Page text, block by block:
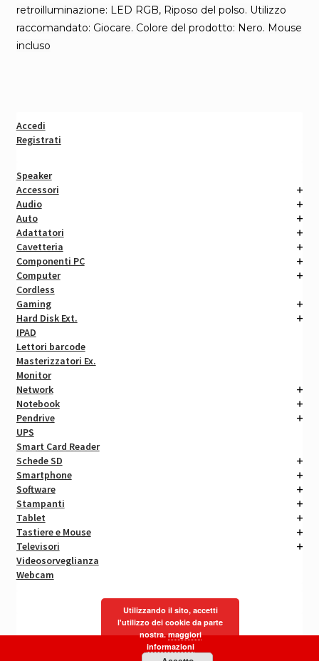
retroilluminazione: LED RGB, Riposo del polso. Utilizzo
raccomandato: Giocare. Colore del prodotto: Nero. Mouse
incluso
Accedi
Registrati
Speaker
Accessori
Audio
Auto
Adattatori
Cavetteria
Componenti PC
Computer
Cordless
Gaming
Hard Disk Ext.
IPAD
Lettori barcode
Masterizzatori Ex.
Monitor
Network
Notebook
Pendrive
UPS
Smart Card Reader
Schede SD
Smartphone
Software
Stampanti
Tablet
Tastiere e Mouse
Televisori
Videosorveglianza
Webcam
Utilizzando il sito, accetti
l'utilizzo dei cookie da parte
nostra.maggiori
informazioni